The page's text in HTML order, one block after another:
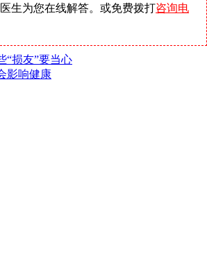
医生为您在线解答。或免费拨打咨询电
“损友”要当心
影响健康